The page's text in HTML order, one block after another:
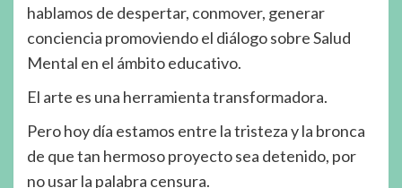
hablamos de despertar, conmover, generar
conciencia promoviendo el diálogo sobre Salud
Mental en el ámbito educativo.
El arte es una herramienta transformadora.
Pero hoy día estamos entre la tristeza y la bronca
de que tan hermoso proyecto sea detenido, por
no usar la palabra censura.